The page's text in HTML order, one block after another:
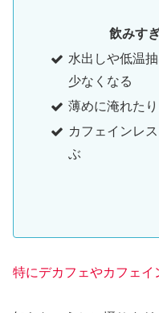
飲みす
水出しや低温
少なくなる
薄めに淹れた
カフェインレ
ぶ
特にデカフェやカフェイ